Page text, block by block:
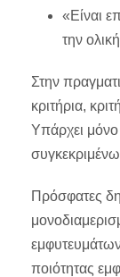
«Είναι
την
Στην
κριτήρια,
Υπάρχει
Πρόσφατες
ποιότητας